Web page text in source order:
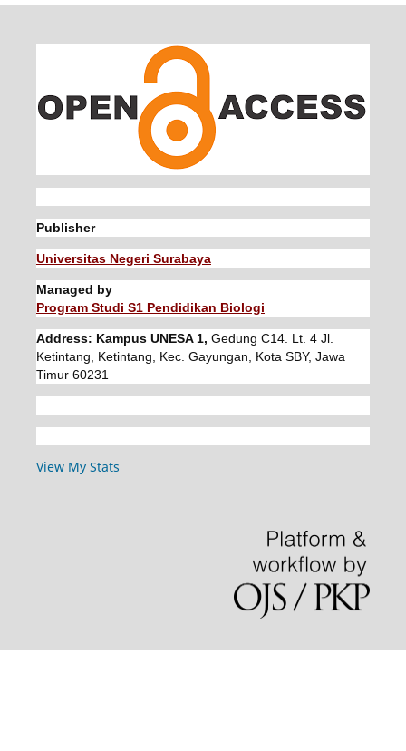
Publisher
Universitas Negeri Surabaya
Managed by
Program Studi S1 Pendidikan Biologi
Address: Kampus UNESA 1, Gedung C14. Lt. 4 Jl.
Ketintang, Ketintang, Kec. Gayungan, Kota SBY, Jawa
Timur 60231
View My Stats